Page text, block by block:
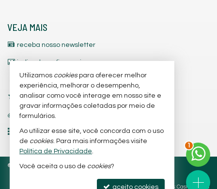
VEJA MAIS
receba nosso newsletter
indicadores financeiros
cadastre seu imóvel
imóveis favoritos
trabalhe conosco
mapa de imóveis
© 2026 CRECI/SC 3.842-J Política de Privacidade
Site para imobiliárias: Castel Digital
Utilizamos cookiespara oferecer melhor
experiência, melhorar o desempenho,
analisar como você interage em nosso site e
gravar informações coletadas por meio de
formulários.
Ao utilizar esse site, você concorda com o uso
de cookies. Para mais informações visite
Política de Privacidade.
Você aceita o uso de cookies?
aceito cookies